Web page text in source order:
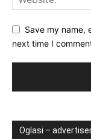
Save my name,
next time I
Oglasi –